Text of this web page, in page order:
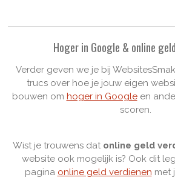
Hoger in Google & online
Verder geven we je bij
trucs over hoe je jouw eigen
bouwen om hoger in Googleen
scoren.
Wist je trouwens dat online geld
website ook mogelijk is? Ook dit
pagina online geld verdienen met